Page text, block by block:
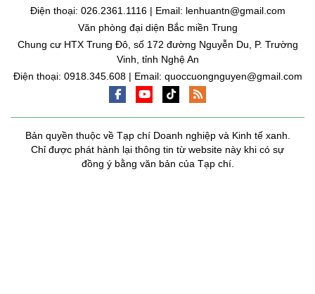
Điện thoại: 026.2361.1116 | Email: lenhuantn@gmail.com
Văn phòng đại diện Bắc miền Trung
Chung cư HTX Trung Đô, số 172 đường Nguyễn Du, P. Trường
Vinh, tỉnh Nghệ An
Điện thoại: 0918.345.608 | Email: quoccuongnguyen@gmail.com
Bản quyền thuộc về Tạp chí Doanh nghiệp và Kinh tế xanh.
Chỉ được phát hành lại thông tin từ website này khi có sự
đồng ý bằng văn bản của Tạp chí.